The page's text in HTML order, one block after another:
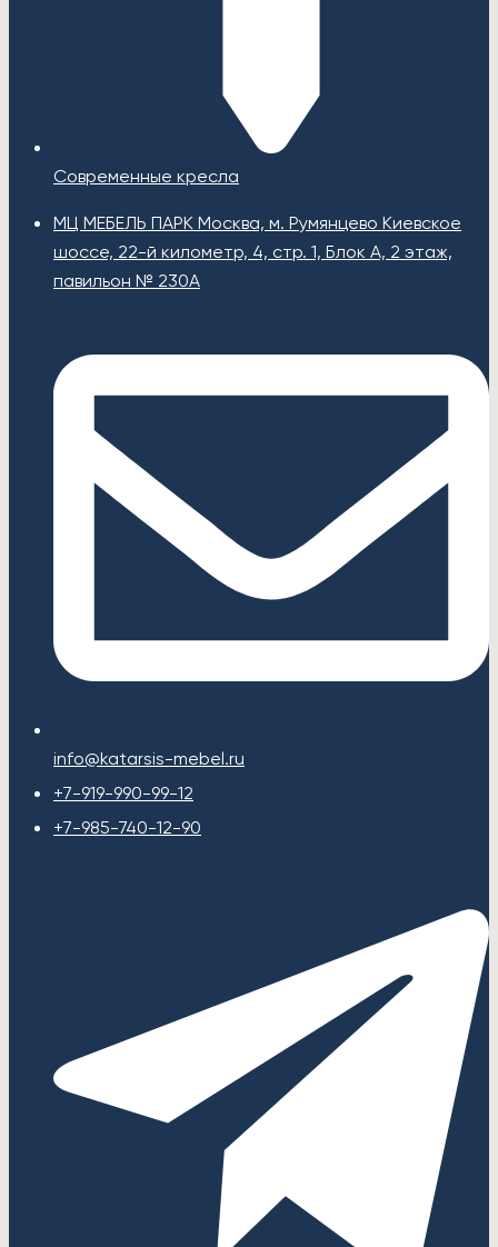
Современные кресла
МЦ МЕБЕЛЬ ПАРК Москва, м. Румянцево Киевское
шоссе, 22-й километр, 4, стр. 1, Блок А, 2 этаж,
павильон № 230А
info@katarsis-mebel.ru
+7-919-990-99-12
+7-985-740-12-90